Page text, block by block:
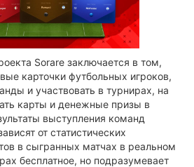
Sorare заключается в том,
карточки футбольных игроков,
и участвовать в турнирах, на
карты и денежные призы в
выступления команд
от статистических
в сыгранных матчах в реальном
бесплатное, но подразумевает